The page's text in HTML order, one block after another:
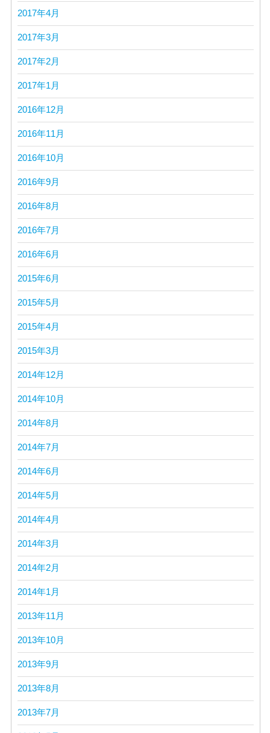
2017年4月
2017年3月
2017年2月
2017年1月
2016年12月
2016年11月
2016年10月
2016年9月
2016年8月
2016年7月
2016年6月
2015年6月
2015年5月
2015年4月
2015年3月
2014年12月
2014年10月
2014年8月
2014年7月
2014年6月
2014年5月
2014年4月
2014年3月
2014年2月
2014年1月
2013年11月
2013年10月
2013年9月
2013年8月
2013年7月